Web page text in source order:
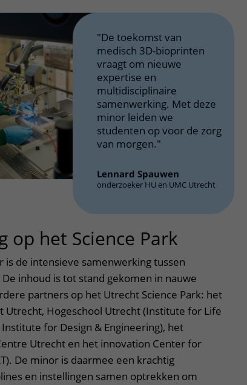
"De toekomst van
medisch 3D-bioprinten
vraagt om nieuwe
expertise en
multidisciplinaire
samenwerking. Met deze
minor leiden we
studenten op voor de zorg
van morgen."
Lennard Spauwen
onderzoeker HU en UMC Utrecht
op het Science Park
is de intensieve samenwerking tussen
inhoud is tot stand gekomen in nauwe
partners op het Utrecht Science Park: het
Utrecht, Hogeschool Utrecht (Institute for Life
for Design & Engineering), het
Utrecht en het innovation Center for
De minor is daarmee een krachtig
en instellingen samen optrekken om